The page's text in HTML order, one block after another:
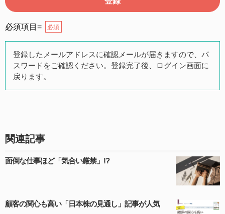
本規約は本サイトが提供するサービスについて規定した
第３条（会員）
本サイトの会員は、公募投資信託もしくは各種の保険商
品の販売に携わる上記項目に該当していることを条件と
もしくは抹消することができます。
責任において行うものとします。会員は、ユーザー名お
必須項目= 必須
登録したメールアドレスに確認メールが届きますので、パ
スワードをご確認ください。登録完了後、ログイン画面に
戻ります。
関連記事
面倒な仕事ほど「気合い厳禁」!?
顧客の関心も高い「日本株の見通し」記事が人気